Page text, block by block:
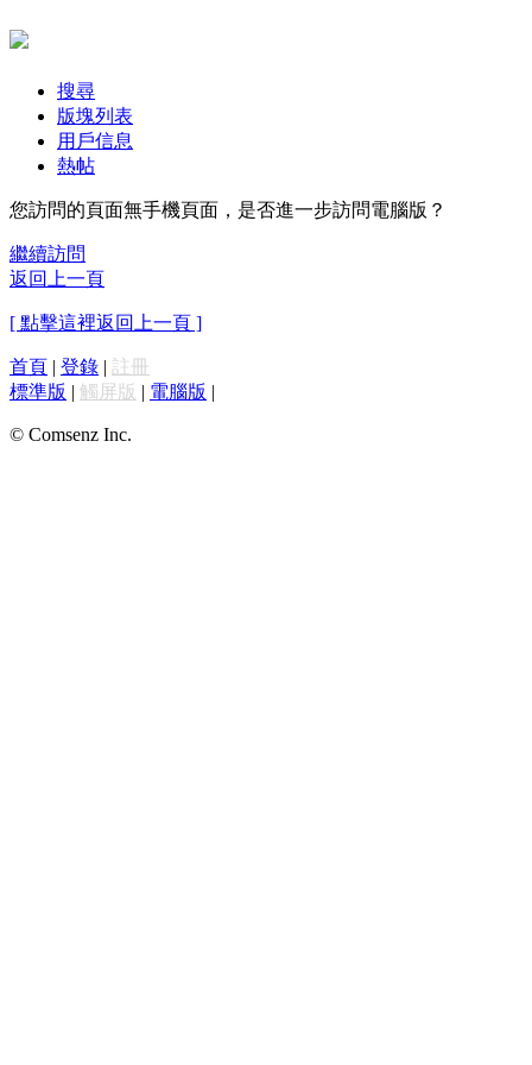
搜尋
版塊列表
用戶信息
熱帖
您訪問的頁面無手機頁面，是否進一步訪問電腦版？
繼續訪問
返回上一頁
[ 點擊這裡返回上一頁 ]
首頁 | 登錄 | 註冊
標準版 | 觸屏版 | 電腦版 |
© Comsenz Inc.